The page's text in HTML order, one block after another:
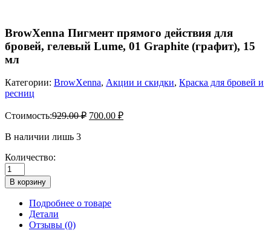
BrowXenna Пигмент прямого действия для
бровей, гелевый Lume, 01 Graphite (графит), 15
мл
Категории: BrowXenna, Акции и скидки, Краска для бровей и
ресниц
Стоимость:929.00₽ 700.00 ₽
В наличии лишь 3
Количество:
Количество
товара
BrowXenna
Пигмент
прямого
действия
В корзину
Подробнее о товаре
Детали
Отзывы (0)